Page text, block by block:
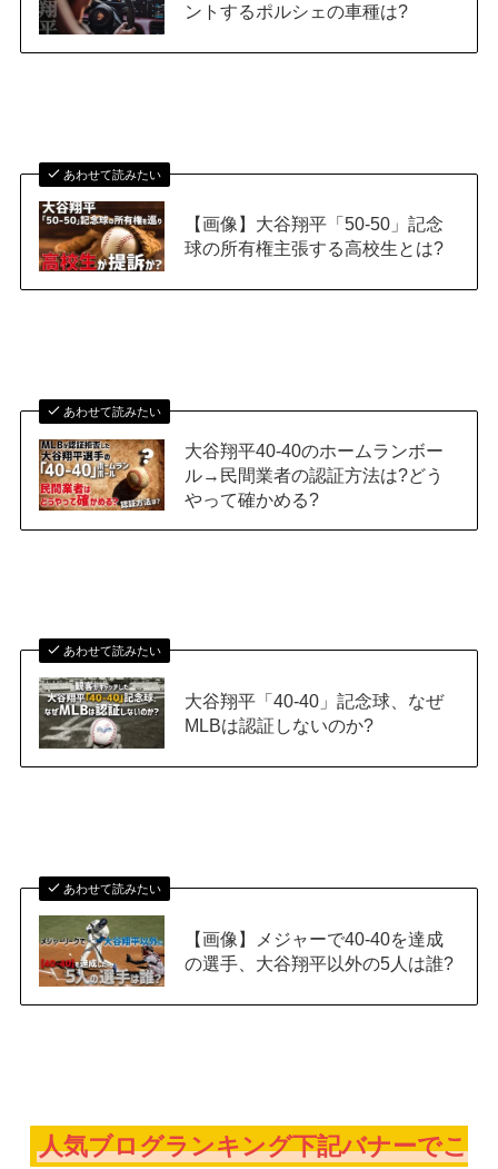
ントするポルシェの車種は?
あわせて読みたい
【画像】大谷翔平「50-50」記念
球の所有権主張する高校生とは?
あわせて読みたい
大谷翔平40-40のホームランボー
ル→民間業者の認証方法は?どう
やって確かめる?
あわせて読みたい
大谷翔平「40-40」記念球、なぜ
MLBは認証しないのか?
あわせて読みたい
【画像】メジャーで40-40を達成
の選手、大谷翔平以外の5人は誰?
人気ブログランキング下記バナーでこ